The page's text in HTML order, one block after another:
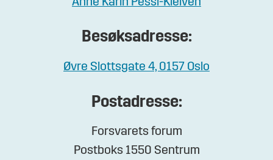
Besøksadresse:
Øvre Slottsgate 4, 0157 Oslo
Postadresse:
Forsvarets forum
Postboks 1550 Sentrum